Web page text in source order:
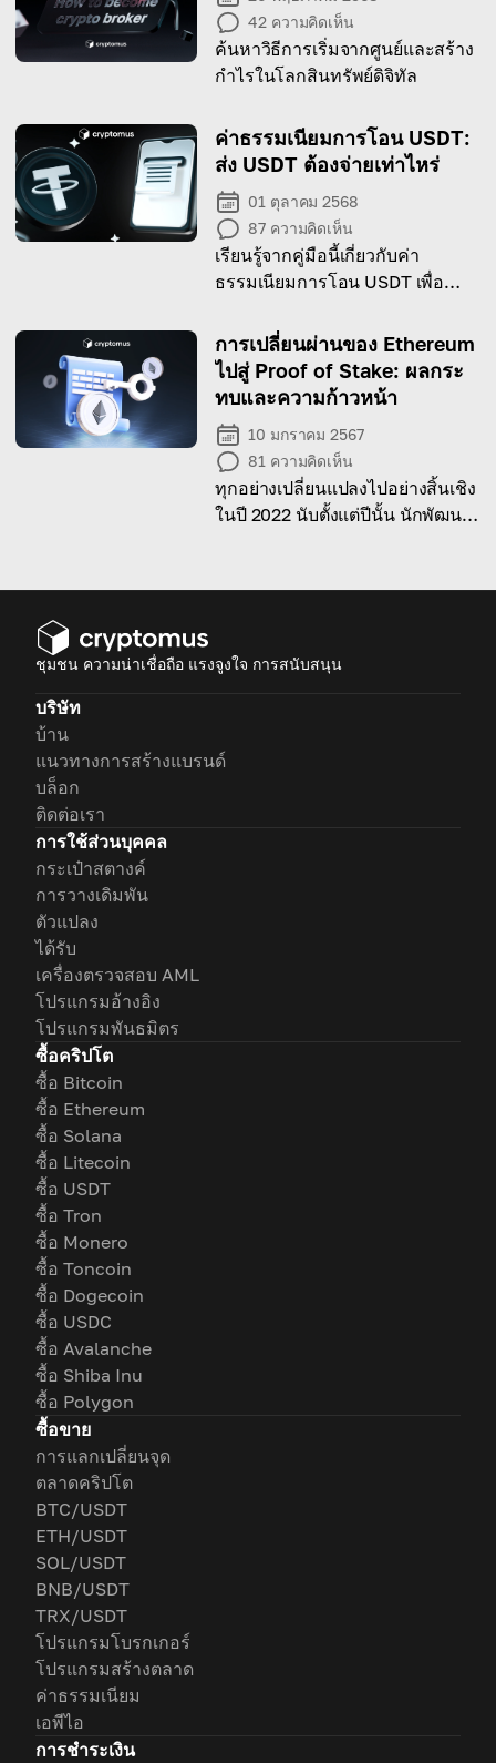
42 ความคิดเห็น
ค้นหาวิธีการเริ่มจากศูนย์และสร้าง
กำไรในโลกสินทรัพย์ดิจิทัล
ค่าธรรมเนียมการโอน USDT:
ส่ง USDT ต้องจ่ายเท่าไหร่
01 ตุลาคม 2568
87 ความคิดเห็น
เรียนรู้จากคู่มือนี้เกี่ยวกับค่า
ธรรมเนียมการโอน USDT เพื่อทำ
ประสิทธิภาพ!
การเปลี่ยนผ่านของ Ethereum
ไปสู่ ​​Proof of Stake: ผลกระ
ทบและความก้าวหน้า
10 มกราคม 2567
81 ความคิดเห็น
ทุกอย่างเปลี่ยนแปลงไปอย่างสิ้นเชิง
ในปี 2022 นับตั้งแต่ปีนั้น นักพัฒนา
of Stake ซึ่งเราจะกล่าวถึงใน
ชุมชน ความน่าเชื่อถือ แรงจูงใจ การสนับสนุน
บริษัท
บ้าน
แนวทางการสร้างแบรนด์
บล็อก
ติดต่อเรา
การใช้ส่วนบุคคล
กระเป๋าสตางค์
การวางเดิมพัน
ตัวแปลง
ได้รับ
เครื่องตรวจสอบ AML
โปรแกรมอ้างอิง
โปรแกรมพันธมิตร
ซื้อคริปโต
ซื้อ Bitcoin
ซื้อ Ethereum
ซื้อ Solana
ซื้อ Litecoin
ซื้อ USDT
ซื้อ Tron
ซื้อ Monero
ซื้อ Toncoin
ซื้อ Dogecoin
ซื้อ USDC
ซื้อ Avalanche
ซื้อ Shiba Inu
ซื้อ Polygon
ซื้อขาย
การแลกเปลี่ยนจุด
ตลาดคริปโต
BTC/USDT
ETH/USDT
SOL/USDT
BNB/USDT
TRX/USDT
โปรแกรมโบรกเกอร์
โปรแกรมสร้างตลาด
ค่าธรรมเนียม
เอพีไอ
การชำระเงิน